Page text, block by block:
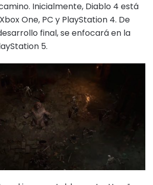
Inicialmente, Diablo 4 está
One, PC y PlayStation 4. De
final, se enfocará en la
5.